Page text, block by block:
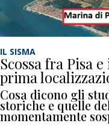
IL SISMA
Scossa fra Pisa
prima
Cosa dicono gli
storiche e quelle
momentamente